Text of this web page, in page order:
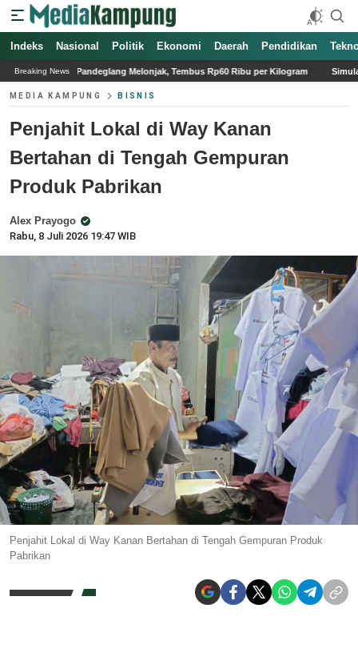
Indeks Nasional Politik Ekonomi Daerah Pendidikan
Breaking News
Melonjak, Tembus Rp60 Ribu per Kilogram Simulasi Ranking FIFA dan
MEDIA KAMPUNG BISNIS
Penjahit Lokal di Way Kanan
Bertahan di Tengah Gempuran
Produk Pabrikan
Alex Prayogo
Rabu, 8 Juli 2026 19:47 WIB
Penjahit Lokal di Way Kanan Bertahan di Tengah Gempuran Produk
Pabrikan